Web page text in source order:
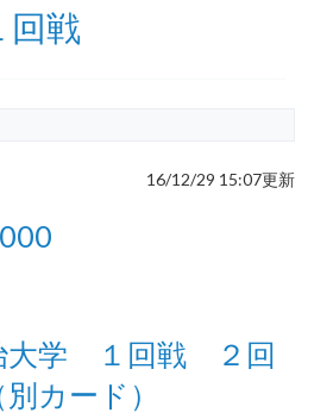
回戦
16/12/29 15:07更新
大学 １回戦
２回
別カード）